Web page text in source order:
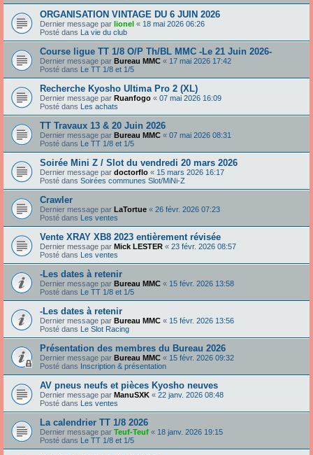
ORGANISATION VINTAGE DU 6 JUIN 2026
Dernier message par lionel « 18 mai 2026 06:26
Posté dans La vie du club
Course ligue TT 1/8 O/P Th/BL MMC -Le 21 Juin 2026-
Dernier message par Bureau MMC « 17 mai 2026 17:42
Posté dans Le TT 1/8 et 1/5
Recherche Kyosho Ultima Pro 2 (XL)
Dernier message par Ruanfogo « 07 mai 2026 16:09
Posté dans Les achats
TT Travaux 13 & 20 Juin 2026
Dernier message par Bureau MMC « 07 mai 2026 08:31
Posté dans Le TT 1/8 et 1/5
Soirée Mini Z / Slot du vendredi 20 mars 2026
Dernier message par doctorflo « 15 mars 2026 16:17
Posté dans Soirées communes Slot/MiNi-Z
Crawler
Dernier message par LaTortue « 26 févr. 2026 07:23
Posté dans Les ventes
Vente XRAY XB8 2023 entièrement révisée
Dernier message par Mick LESTER « 23 févr. 2026 08:57
Posté dans Les ventes
-Les dates à retenir
Dernier message par Bureau MMC « 15 févr. 2026 13:58
Posté dans Le TT 1/8 et 1/5
-Les dates à retenir
Dernier message par Bureau MMC « 15 févr. 2026 13:56
Posté dans Le Slot Racing
Présentation des membres du Bureau 2026
Dernier message par Bureau MMC « 15 févr. 2026 09:32
Posté dans Inscription & présentation
AV pneus neufs et pièces Kyosho neuves
Dernier message par ManuSXK « 22 janv. 2026 08:48
Posté dans Les ventes
La calendrier TT 1/8 2026
Dernier message par Teuf-Teuf « 18 janv. 2026 19:15
Posté dans Le TT 1/8 et 1/5